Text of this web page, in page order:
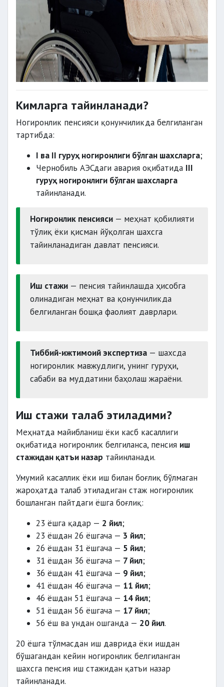
Кимларга тайинланади?
Ногиронлик пенсияси қонунчиликда белгиланган
тартибда:
I ва II гуруҳ ногиронлиги бўлган шахсларга;
Чернобиль АЭСдаги авария оқибатида III
гуруҳ ногиронлиги бўлган шахсларга
тайинланади.
Ногиронлик пенсияси — меҳнат қобилияти
тўлиқ ёки қисман йўқолган шахсга
тайинланадиган давлат пенсияси.
Иш стажи — пенсия тайинлашда ҳисобга
олинадиган меҳнат ва қонунчиликда
белгиланган бошқа фаолият даврлари.
Тиббий-ижтимоий экспертиза — шахсда
ногиронлик мавжудлиги, унинг гуруҳи,
сабаби ва муддатини баҳолаш жараёни.
Иш стажи талаб этиладими?
Меҳнатда майибланиш ёки касб касаллиги
оқибатида ногиронлик белгиланса, пенсия иш
стажидан қатъи назар тайинланади.
Умумий касаллик ёки иш билан боғлиқ бўлмаган
жароҳатда талаб этиладиган стаж ногиронлик
бошланган пайтдаги ёшга боғлиқ:
23 ёшга қадар — 2 йил;
23 ёшдан 26 ёшгача — 3 йил;
26 ёшдан 31 ёшгача — 5 йил;
31 ёшдан 36 ёшгача — 7 йил;
36 ёшдан 41 ёшгача — 9 йил;
41 ёшдан 46 ёшгача — 11 йил;
46 ёшдан 51 ёшгача — 14 йил;
51 ёшдан 56 ёшгача — 17 йил;
56 ёш ва ундан ошганда — 20 йил.
20 ёшга тўлмасдан иш даврида ёки ишдан
бўшагандан кейин ногиронлик белгиланган
шахсга пенсия иш стажидан қатъи назар
тайинланади.